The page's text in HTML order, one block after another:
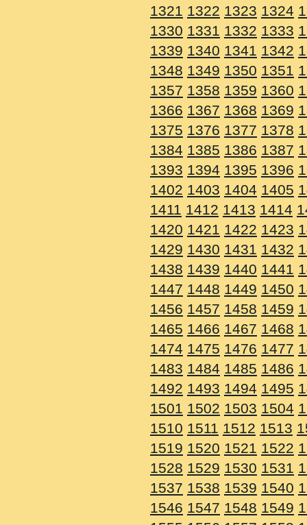
1321 1322 1323 1324
1330 1331 1332 1333
1339 1340 1341 1342
1348 1349 1350 1351
1357 1358 1359 1360
1366 1367 1368 1369
1375 1376 1377 1378
1384 1385 1386 1387
1393 1394 1395 1396
1402 1403 1404 1405
1411 1412 1413 1414
1420 1421 1422 1423
1429 1430 1431 1432
1438 1439 1440 1441
1447 1448 1449 1450
1456 1457 1458 1459
1465 1466 1467 1468
1474 1475 1476 1477
1483 1484 1485 1486
1492 1493 1494 1495
1501 1502 1503 1504
1510 1511 1512 1513
1519 1520 1521 1522
1528 1529 1530 1531
1537 1538 1539 1540
1546 1547 1548 1549